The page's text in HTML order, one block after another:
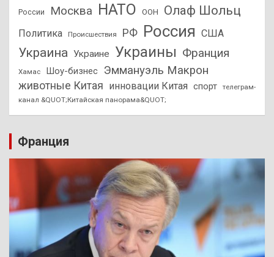
России Москва НАТО ООН Олаф Шольц
Политика Происшествия РФ Россия США
Украина Украине Украины Франция
Хамас Шоу-бизнес Эммануэль Макрон
животные Китая инновации Китая спорт
телеграм-
канал &QUOT;Китайская панорама&QUOT;
Франция